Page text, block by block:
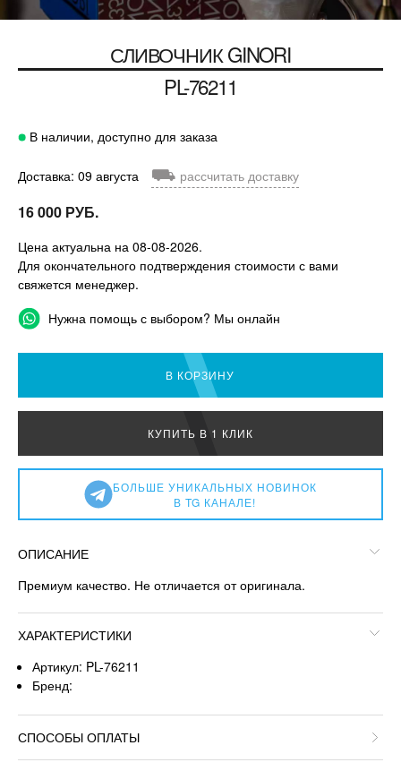
СЛИВОЧНИК GINORI
PL-76211
В наличии, доступно для заказа
Доставка: 09 августа ⛟ рассчитать доставку
16 000 РУБ.
Цена актуальна на 08-08-2026.
Для окончательного подтверждения стоимости с вами
свяжется менеджер.
Нужна помощь с выбором? Мы онлайн
В КОРЗИНУ
КУПИТЬ В 1 КЛИК
БОЛЬШЕ УНИКАЛЬНЫХ НОВИНОК
В TG КАНАЛЕ!
ОПИСАНИЕ
Премиум качество. Не отличается от оригинала.
ХАРАКТЕРИСТИКИ
Артикул: PL-76211
Бренд:
СПОСОБЫ ОПЛАТЫ